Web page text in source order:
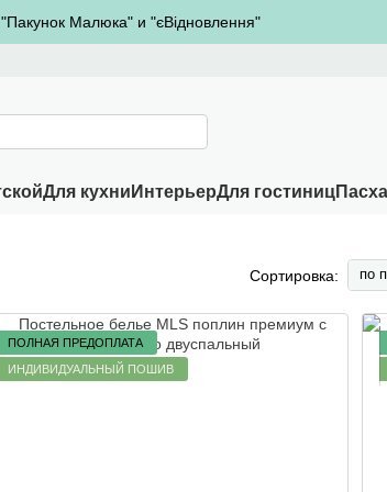
Малюка" и "єВідновлення"
Для кухни ИнтерьерДля гостиницПасха
Сортировка: по
ПОЛНАЯ ПРЕДОПЛАТА
ИНДИВИДУАЛЬНЫЙ ПОШИВ